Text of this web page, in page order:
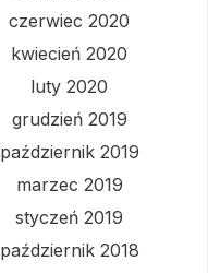
czerwiec 2020
kwiecień 2020
luty 2020
grudzień 2019
październik 2019
marzec 2019
styczeń 2019
październik 2018